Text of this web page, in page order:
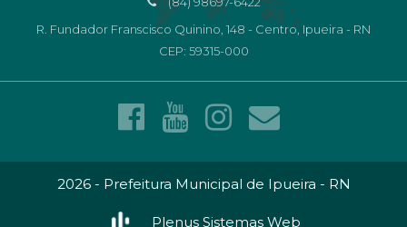
R. Fundador Franscisco Quinino, 148 - Centro, Ipueira - RN
CEP: 59315-000
2026 - Prefeitura Municipal de Ipueira - RN
Plenus Sistemas Web